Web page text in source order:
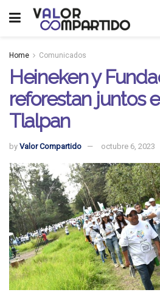
Home Comunicados
Heineken y
reforestan juntos
Tlalpan
by Valor Compartido octubre 6, 2023